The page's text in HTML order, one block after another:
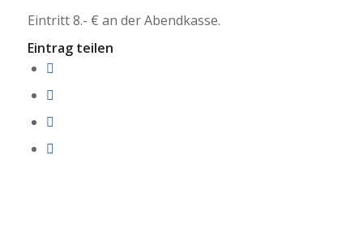
Eintritt 8.- € an der Abendkasse.
Eintrag teilen